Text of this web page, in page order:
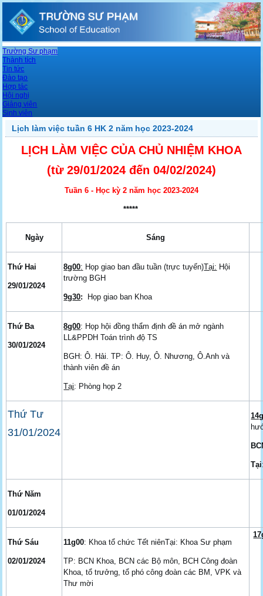
Trường Sư phạm
Thành tích
Tin tức
Đào tạo
Hợp tác
Hội nghị
Giảng viên
Sinh viên
Lịch làm việc tuần 6 HK 2 năm học 2023-2024
LỊCH LÀM VIỆC CỦA CHỦ NHIỆM KHOA
(từ 29/01/2024 đến 04/02/2024)
Tuần 6 - Học kỳ 2 năm học 2023-2024
*****
Ngày Sáng
Thứ Hai
29/01/2024
8g00: Họp giao ban đầu tuần (trực tuyến)Tại: Hội
trường BGH
9g30: Họp giao ban Khoa
Thứ Ba
30/01/2024
8g00: Họp hội đồng thẩm định đề án mở ngành
LL&PPDH Toán trình độ TS
BGH: Ô. Hải. TP: Ô. Huy, Ô. Nhương, Ô.Anh và
thành viên đề án
Tại: Phòng họp 2
Thứ Tư
31/01/2024
Tại
Thứ Năm
01/01/2024
Thứ Sáu
02/01/2024
11g00: Khoa tổ chức Tết niênTại: Khoa Sư phạm
TP: BCN Khoa, BCN các Bộ môn, BCH Công đoàn
Khoa, tổ trưởng, tổ phó công đoàn các BM, VPK và
Thư mời